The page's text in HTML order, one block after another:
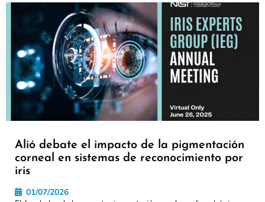
Alió debate el impacto de la pigmentación
corneal en sistemas de reconocimiento por
iris
01/07/2026